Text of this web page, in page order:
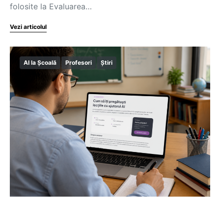
folosite la Evaluarea…
Vezi articolul
AI la Școală Profesori Știri